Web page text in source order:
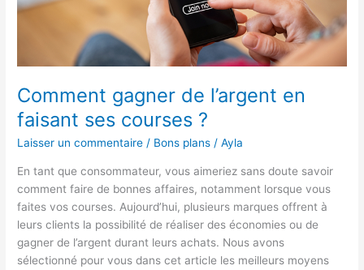
Comment gagner de l’argent en
faisant ses courses ?
Laisser un commentaire / Bons plans /Ayla
En tant que consommateur, vous aimeriez sans doute savoir
comment faire de bonnes affaires, notamment lorsque vous
faites vos courses. Aujourd’hui, plusieurs marques offrent à
leurs clients la possibilité de réaliser des économies ou de
gagner de l’argent durant leurs achats. Nous avons
sélectionné pour vous dans cet article les meilleurs moyens